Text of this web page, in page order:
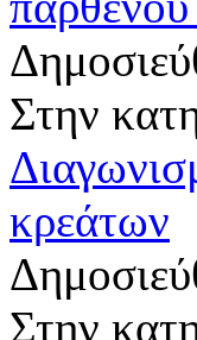
Στην
κρεάτων
Στην